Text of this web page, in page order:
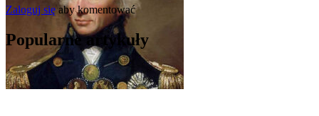
Zaloguj sięaby komentować
Popularne artykuły